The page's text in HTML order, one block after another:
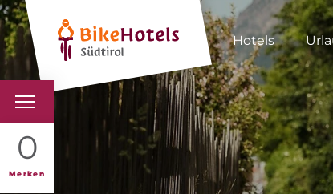
Hotels
0
Merken
BIKEHOTELS
HOTELS & PAKETE